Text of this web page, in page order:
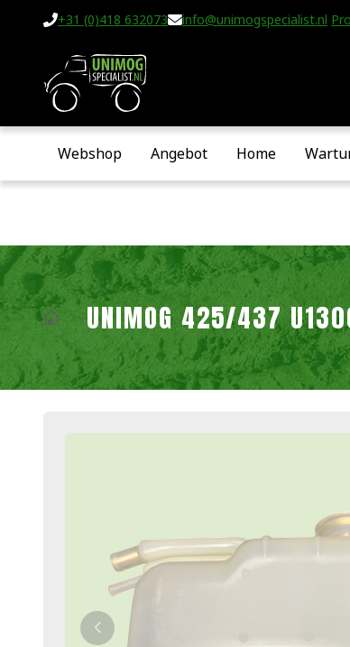
+31 (0)418 632073 info@unimogspecialist.nl
Webshop Angebot Home
UNIMOG 425/437